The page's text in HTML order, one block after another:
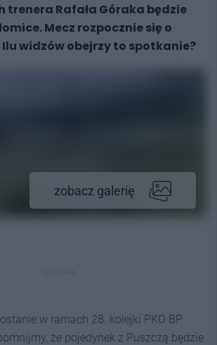
trenera Rafała Góraka będzie
Mecz rozpocznie się o
Ilu widzów obejrzy to spotkanie?
zobacz galerię
w ramach 28. kolejki PKO BP
że pojedynek z Puszczą będzie